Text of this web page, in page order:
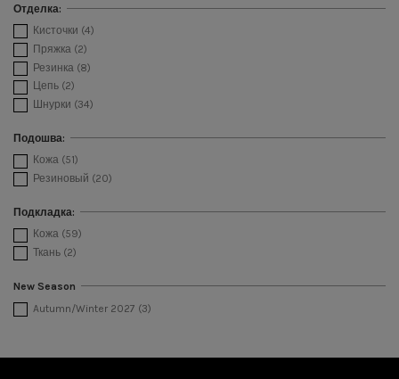
Отделка:
Кисточки (4)
Пряжка (2)
Резинка (8)
Цепь (2)
Шнурки (34)
Подошва:
Кожа (51)
Резиновый (20)
Подкладка:
Кожа (59)
Ткань (2)
New Season
Autumn/Winter 2027 (3)